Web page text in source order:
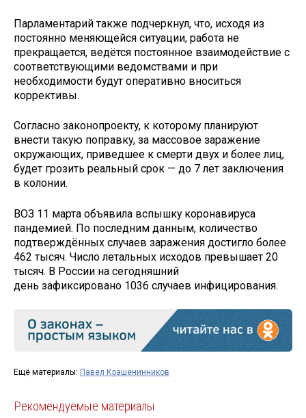
Парламентарий также подчеркнул, что, исходя из
постоянно меняющейся ситуации, работа не
прекращается, ведётся постоянное взаимодействие с
соответствующими ведомствами и при
необходимости будут оперативно вноситься
коррективы.
Согласно законопроекту, к которому планируют
внести такую поправку, за массовое заражение
окружающих, приведшее к смерти двух и более лиц,
будет грозить реальный срок — до 7 лет заключения
в колонии.
ВОЗ 11 марта объявила вспышку коронавируса
пандемией. По последним данным, количество
подтверждённых случаев заражения достигло более
462 тысяч. Число летальных исходов превышает 20
тысяч. В России на сегодняшний
день зафиксировано 1036 случаев инфицирования.
Ещё материалы: Павел Крашенинников
Рекомендуемые материалы